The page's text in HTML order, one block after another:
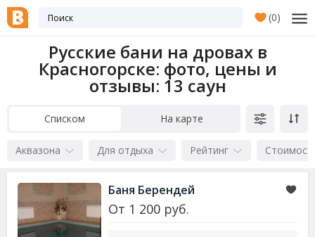
(0)
Русские бани на дровах в
Красногорске: фото, цены и
отзывы: 13 саун
Списком На карте
Аквазона Для отдыха Рейтинг
Баня Берендей
От 1 200 руб.